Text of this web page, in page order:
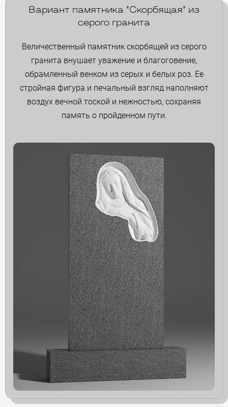
Вариант памятника "Скорбящая" из
серого гранита
Величественный памятник скорбящей из серого
гранита внушает уважение и благоговение,
обрамленный венком из серых и белых роз. Ее
стройная фигура и печальный взгляд наполняют
воздух вечной тоской и нежностью, сохраняя
память о пройденном пути.